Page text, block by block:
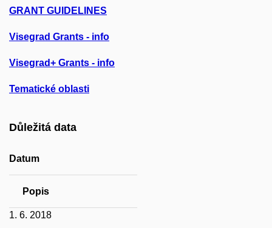
GRANT GUIDELINES
Visegrad Grants - info
Visegrad+ Grants - info
Tematické oblasti
Důležitá data
Datum
Popis
1. 6. 2018